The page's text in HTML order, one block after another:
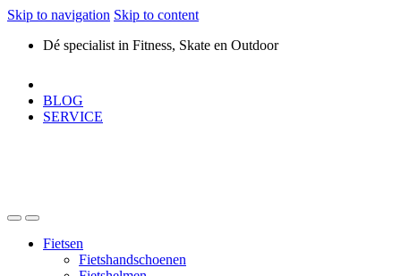
Skip to navigation Skip to content
Dé specialist in Fitness, Skate en Outdoor
BLOG
SERVICE
Fietsen
Fietshandschoenen